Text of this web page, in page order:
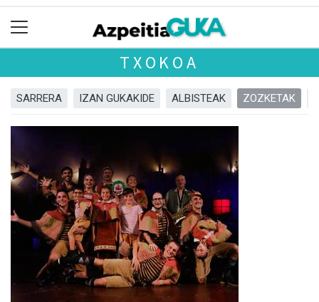
TXOKOA
SARRERA IZAN GUKAKIDE ALBISTEAK ZOZKETAK